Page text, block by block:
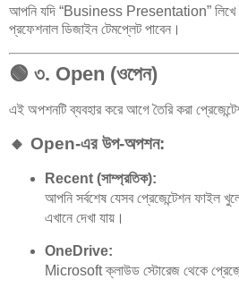
আপনি যদি “Business Presentation” লিখে
প্রফেশনাল ডিজাইন টেমপ্লেট পাবেন।
🟢 ৩. Open (ওপেন)
এই অপশনটি ব্যবহার করে আগে তৈরি করা
🔸 Open-এর উপ-অপশন:
Recent (সাম্প্রতিক):
আপনি সর্বশেষ যেসব প্রেজেন্টেশন ফাইল
এখানে দেখা যায়।
OneDrive:
Microsoft ক্লাউড স্টোরেজ থেকে